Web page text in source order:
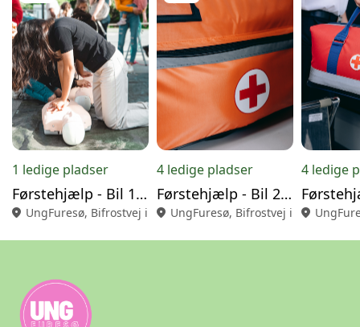
1 ledige pladser
Førstehjælp - Bil 1 - August
location_on UngFuresø, Bifrostvej i Farum
4 ledige pladser
Førstehjælp - Bil 2 - Oktober
location_on UngFuresø, Bifrostvej i Farum
4 ledige
location_on